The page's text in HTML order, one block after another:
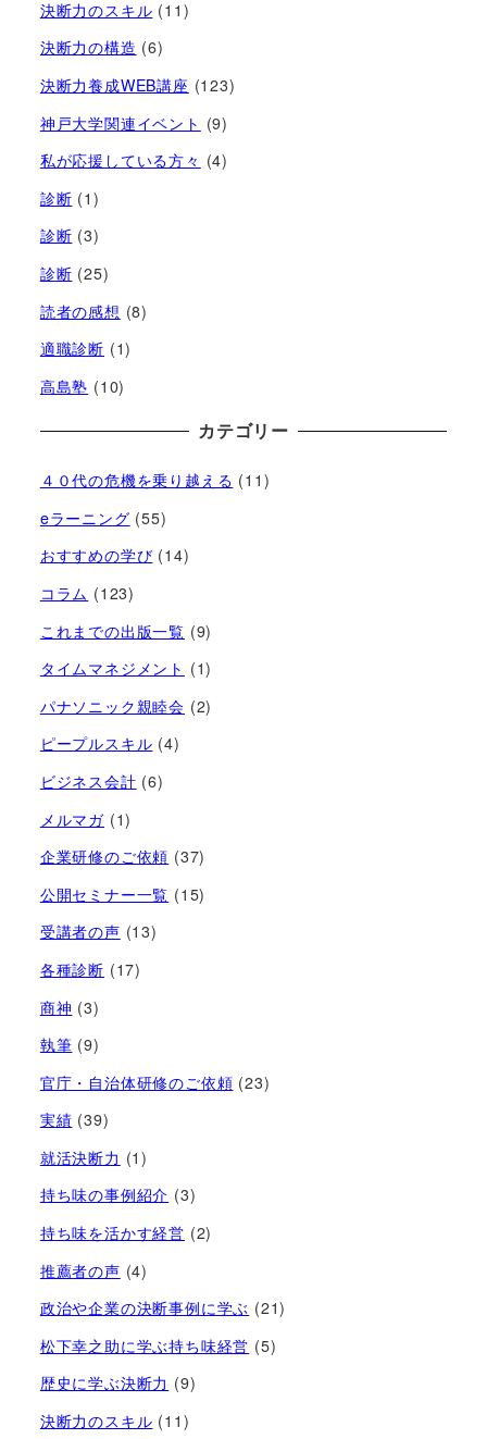
決断力のスキル (11)
決断力の構造 (6)
決断力養成WEB講座 (123)
神戸大学関連イベント (9)
私が応援している方々 (4)
診断 (1)
診断 (3)
診断 (25)
読者の感想 (8)
適職診断 (1)
高島塾 (10)
カテゴリー
４０代の危機を乗り越える (11)
eラーニング (55)
おすすめの学び (14)
コラム (123)
これまでの出版一覧 (9)
タイムマネジメント (1)
パナソニック親睦会 (2)
ピープルスキル (4)
ビジネス会計 (6)
メルマガ (1)
企業研修のご依頼 (37)
公開セミナー一覧 (15)
受講者の声 (13)
各種診断 (17)
商神 (3)
執筆 (9)
官庁・自治体研修のご依頼 (23)
実績 (39)
就活決断力 (1)
持ち味の事例紹介 (3)
持ち味を活かす経営​ (2)
推薦者の声 (4)
政治や企業の決断事例に学ぶ (21)
松下幸之助に学ぶ持ち味経営 (5)
歴史に学ぶ決断力 (9)
決断力のスキル (11)